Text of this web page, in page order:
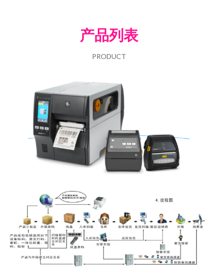
产品列表
PRODUCT